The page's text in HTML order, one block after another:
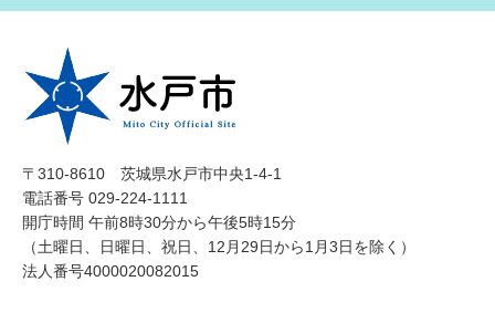
〒310-8610 茨城県水戸市中央1-4-1
電話番号 029-224-1111
開庁時間 午前8時30分から午後5時15分
（土曜日、日曜日、祝日、12月29日から1月3日を除く）
法人番号4000020082015